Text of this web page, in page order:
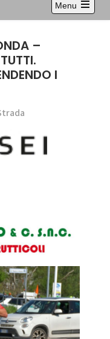
Menu
Open
–
I